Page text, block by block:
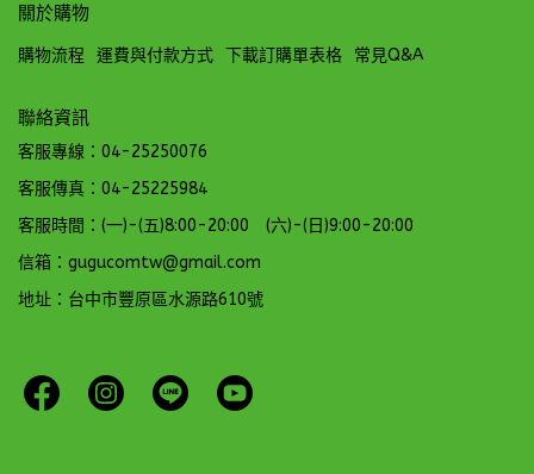
關於購物
購物流程 運費與付款方式 下載訂購單表格 常見Q&A
聯絡資訊
客服專線：04-25250076
客服傳真：04-25225984
客服時間：(一)-(五)8:00-20:00 (六)-(日)9:00-20:00
信箱：gugucomtw@gmail.com
地址：台中市豐原區水源路610號